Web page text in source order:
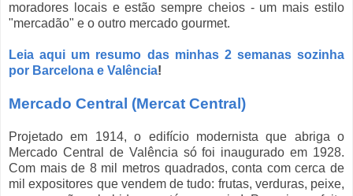
moradores locais e estão sempre cheios - um mais estilo
"mercadão" e o outro mercado gourmet.
Leia aqui um resumo das minhas 2 semanas sozinha
por Barcelona e Valência!
Mercado Central (Mercat Central)
Projetado em 1914, o edifício modernista que abriga o
Mercado Central de Valência só foi inaugurado em 1928.
Com mais de 8 mil metros quadrados, conta com cerca de
mil expositores que vendem de tudo: frutas, verduras, peixe,